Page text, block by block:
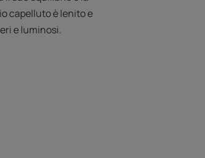
capelluto è lenito e
e luminosi.